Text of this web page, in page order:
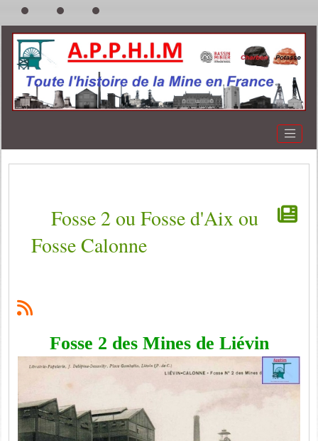
Fosse 2 ou Fosse d'Aix ou
Fosse Calonne
Fosse 2 des Mines de Liévin